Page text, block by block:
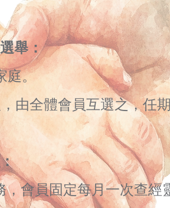
舉：
。
全體會員互選之，任
，會員固定每月一次查經